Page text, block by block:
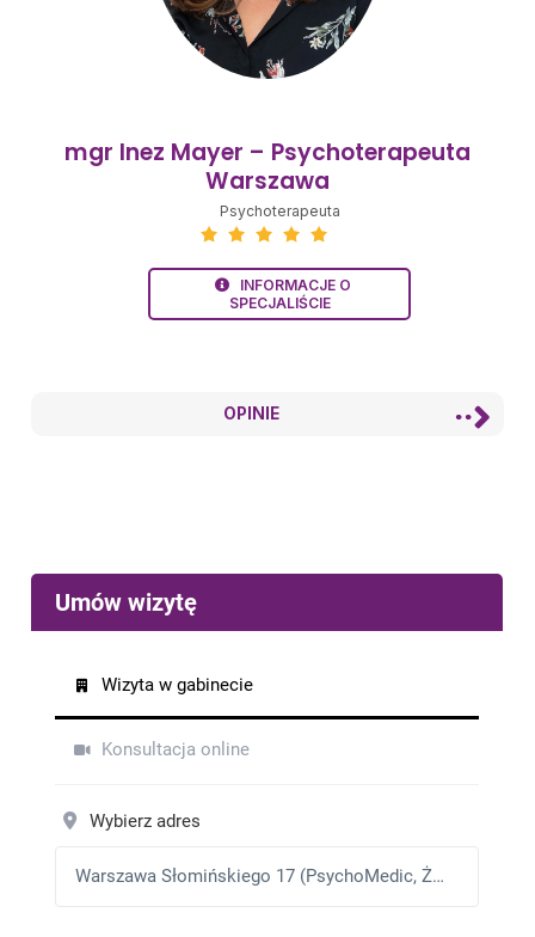
mgr Inez Mayer – Psychoterapeuta
Warszawa
Psychoterapeuta
INFORMACJE O
SPECJALIŚCIE
OPINIE